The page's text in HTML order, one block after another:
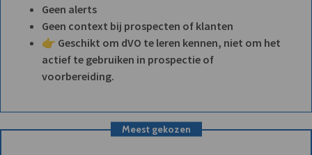
Geen alerts
Geen context bij prospecten of klanten
👉 Geschikt om dVO te leren kennen, niet om het
actief te gebruiken in prospectie of
voorbereiding.
Meest gekozen